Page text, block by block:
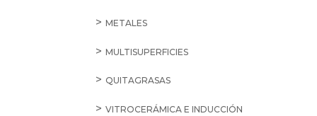
METALES
MULTISUPERFICIES
QUITAGRASAS
VITROCERÁMICA E INDUCCIÓN